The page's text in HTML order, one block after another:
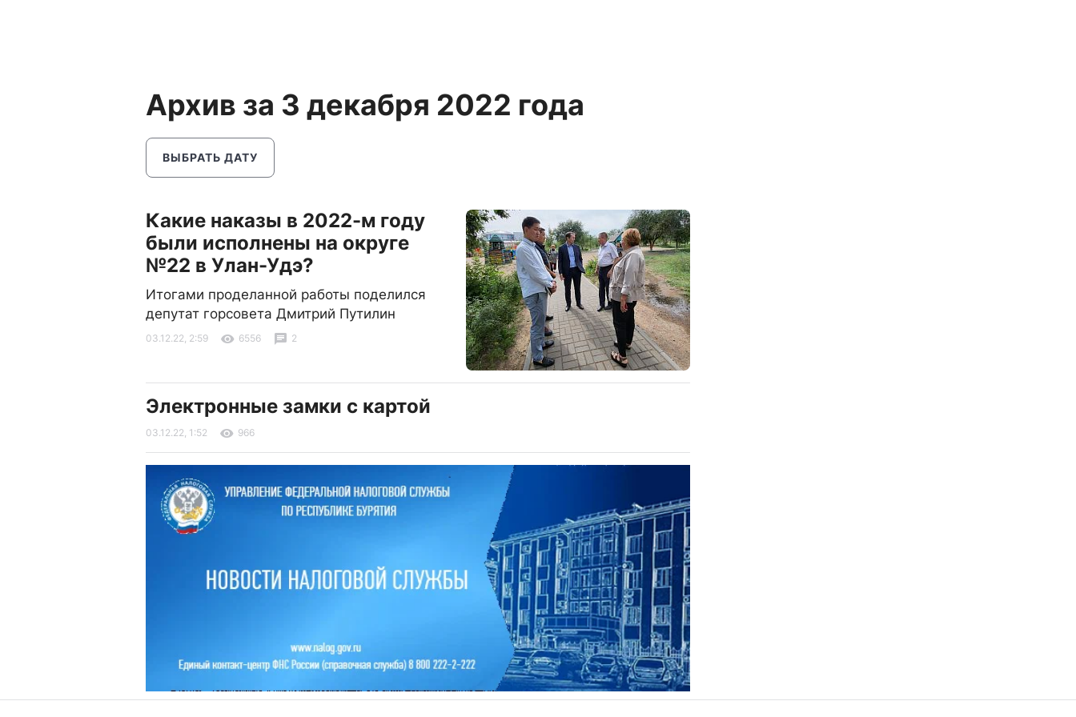
Архив за 3 декабря 2022 года
ВЫБРАТЬ ДАТУ
Какие наказы в 2022-м году
были исполнены на округе
№22 в Улан-Удэ?
Итогами проделанной работы поделился
депутат горсовета Дмитрий Путилин
03.12.22, 2:59 6556 2
Электронные замки с картой
03.12.22, 1:52 966